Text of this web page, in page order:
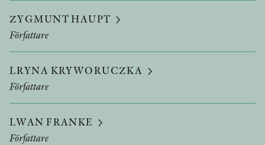
ZYGMUNT HAUPT
Författare
LRYNA KRYWORUCZKA
Författare
LWAN FRANKE
Författare